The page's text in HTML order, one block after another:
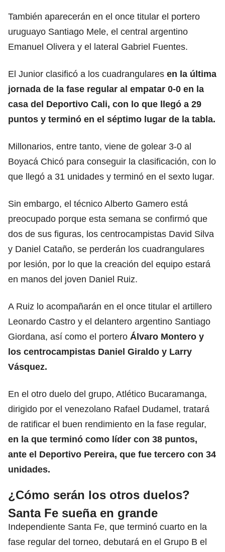
También aparecerán en el once titular el portero
uruguayo Santiago Mele, el central argentino
Emanuel Olivera y el lateral Gabriel Fuentes.
El Junior clasificó a los cuadrangulares en la última
jornada de la fase regular al empatar 0-0 en la
casa del Deportivo Cali, con lo que llegó a 29
puntos y terminó en el séptimo lugar de la tabla.
Millonarios, entre tanto, viene de golear 3-0 al
Boyacá Chicó para conseguir la clasificación, con lo
que llegó a 31 unidades y terminó en el sexto lugar.
Sin embargo, el técnico Alberto Gamero está
preocupado porque esta semana se confirmó que
dos de sus figuras, los centrocampistas David Silva
y Daniel Cataño, se perderán los cuadrangulares
por lesión, por lo que la creación del equipo estará
en manos del joven Daniel Ruiz.
A Ruiz lo acompañarán en el once titular el artillero
Leonardo Castro y el delantero argentino Santiago
Giordana, así como el portero Álvaro Montero y
los centrocampistas Daniel Giraldo y Larry
Vásquez.
En el otro duelo del grupo, Atlético Bucaramanga,
dirigido por el venezolano Rafael Dudamel, tratará
de ratificar el buen rendimiento en la fase regular,
en la que terminó como líder con 38 puntos,
ante el Deportivo Pereira, que fue tercero con 34
unidades.
¿Cómo serán los otros duelos?
Santa Fe sueña en grande
Independiente Santa Fe, que terminó cuarto en la
fase regular del torneo, debutará en el Grupo B el